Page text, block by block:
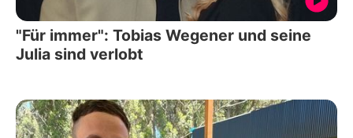
"Für immer": Tobias Wegener und seine
Julia sind verlobt